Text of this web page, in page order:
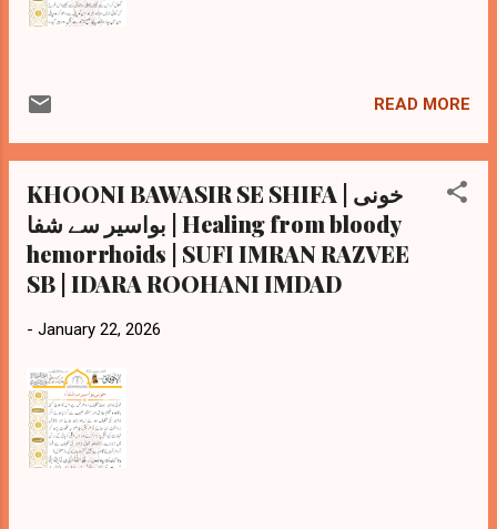
READ MORE
KHOONI BAWASIR SE SHIFA | خونی
بواسیر سے شفا | Healing from bloody
hemorrhoids | SUFI IMRAN RAZVEE
SB | IDARA ROOHANI IMDAD
- January 22, 2026